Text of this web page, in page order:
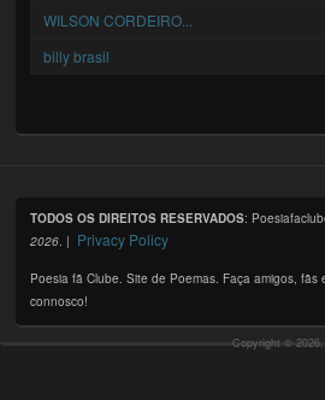
WILSON CORDEIRO...
billy brasil
TODOS OS DIREITOS RESERVADOS:
2026 . | Privacy Policy
Poesia fã Clube. Site de Poemas. Faça amigos, fãs
connosco!
Copyright © 2026,